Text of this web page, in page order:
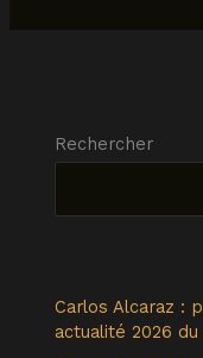
Rechercher
Carlos Alcaraz :
actualité 2026